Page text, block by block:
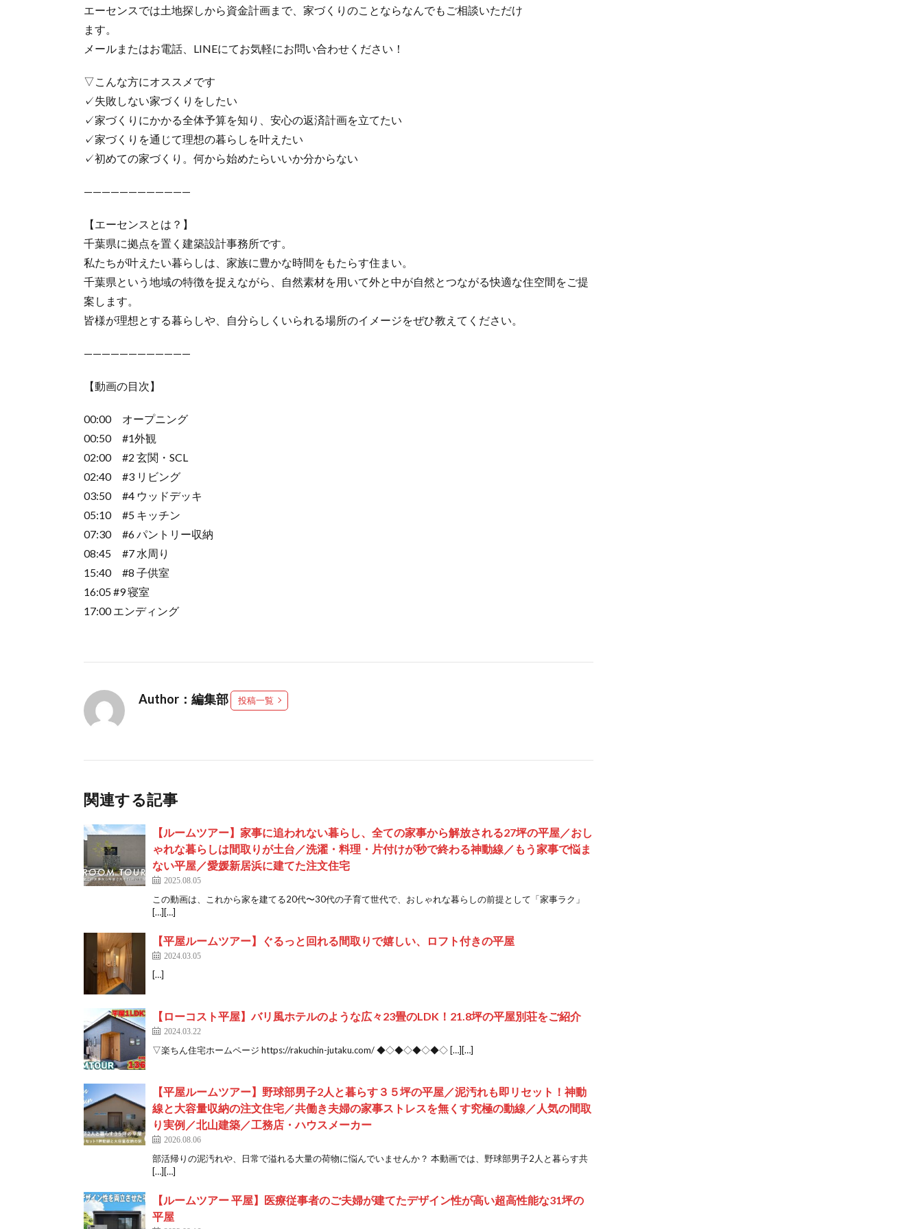
エーセンスでは土地探しから資金計画まで、家づくりのことならなんでもご相談いただけ
ます。
メールまたはお電話、LINEにてお気軽にお問い合わせください！
▽こんな方にオススメです
✓失敗しない家づくりをしたい
✓家づくりにかかる全体予算を知り、安心の返済計画を立てたい
✓家づくりを通じて理想の暮らしを叶えたい
✓初めての家づくり。何から始めたらいいか分からない
————————————
【エーセンスとは？】
千葉県に拠点を置く建築設計事務所です。
私たちが叶えたい暮らしは、家族に豊かな時間をもたらす住まい。
千葉県という地域の特徴を捉えながら、自然素材を用いて外と中が自然とつながる快適な住空間をご提
案します。
皆様が理想とする暮らしや、自分らしくいられる場所のイメージをぜひ教えてください。
————————————
【動画の目次】
00:00 オープニング
00:50 #1外観
02:00 #2 玄関・SCL
02:40 #3 リビング
03:50 #4 ウッドデッキ
05:10 #5 キッチン
07:30 #6 パントリー収納
08:45 #7 水周り
15:40 #8 子供室
16:05 #9 寝室
17:00 エンディング
Author：編集部 投稿一覧
関連する記事
【ルームツアー】家事に追われない暮らし、全ての家事から解放される27坪の平屋／おし
ゃれな暮らしは間取りが土台／洗濯・料理・片付けが秒で終わる神動線／もう家事で悩ま
ない平屋／愛媛新居浜に建てた注文住宅
2025.08.05
この動画は、これから家を建てる20代〜30代の子育て世代で、おしゃれな暮らしの前提として「家事ラク」
[…][…]
【平屋ルームツアー】ぐるっと回れる間取りで嬉しい、ロフト付きの平屋
2024.03.05
[…]
【ローコスト平屋】バリ風ホテルのような広々23畳のLDK！21.8坪の平屋別荘をご紹介
2024.03.22
▽楽ちん住宅ホームページ https://rakuchin-jutaku.com/ ◆◇◆◇◆◇◆◇ […][…]
【平屋ルームツアー】野球部男子2人と暮らす３５坪の平屋／泥汚れも即リセット！神動
線と大容量収納の注文住宅／共働き夫婦の家事ストレスを無くす究極の動線／人気の間取
り実例／北山建築／工務店・ハウスメーカー
2026.08.06
部活帰りの泥汚れや、日常で溢れる大量の荷物に悩んでいませんか？ 本動画では、野球部男子2人と暮らす共
[…][…]
【ルームツアー 平屋】医療従事者のご夫婦が建てたデザイン性が高い超高性能な31坪の
平屋